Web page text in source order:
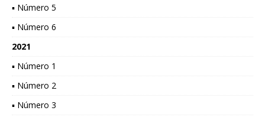
▪ Número 5
▪ Número 6
2021
▪ Número 1
▪ Número 2
▪ Número 3